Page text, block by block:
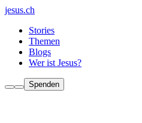
jesus.ch
Stories
Themen
Blogs
Wer ist Jesus?
Spenden